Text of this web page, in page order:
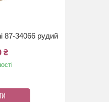
87-34066 рудий
₴